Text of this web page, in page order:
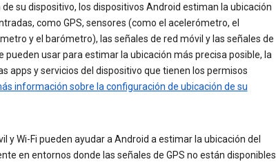
su dispositivo, los dispositivos Android estiman la ubicación
como GPS, sensores (como el acelerómetro, el
y el barómetro), las señales de red móvil y las señales de
pueden usar para estimar la ubicación más precisa posible, la
apps y servicios del dispositivo que tienen los permisos
información sobre la configuración de ubicación de su
y Wi-Fi pueden ayudar a Android a estimar la ubicación del
en entornos donde las señales de GPS no están disponibles